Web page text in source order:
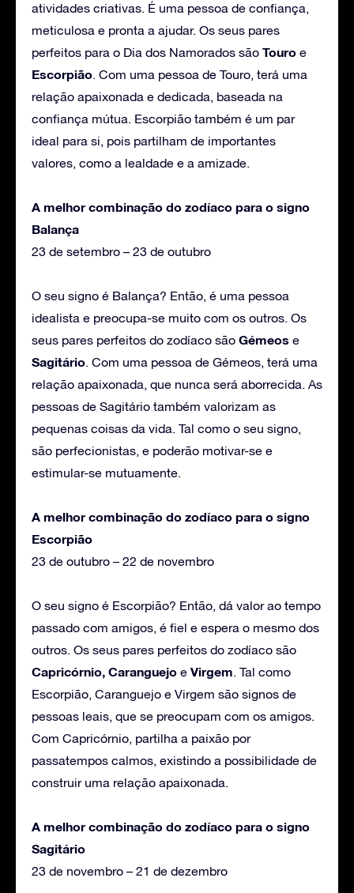
atividades criativas. É uma pessoa de confiança,
meticulosa e pronta a ajudar. Os seus pares
perfeitos para o Dia dos Namorados são Touro e
Escorpião. Com uma pessoa de Touro, terá uma
relação apaixonada e dedicada, baseada na
confiança mútua. Escorpião também é um par
ideal para si, pois partilham de importantes
valores, como a lealdade e a amizade.
A melhor combinação do zodíaco para o signo
Balança
23 de setembro – 23 de outubro
O seu signo é Balança? Então, é uma pessoa
idealista e preocupa-se muito com os outros. Os
seus pares perfeitos do zodíaco são Gémeos e
Sagitário. Com uma pessoa de Gémeos, terá uma
relação apaixonada, que nunca será aborrecida. As
pessoas de Sagitário também valorizam as
pequenas coisas da vida. Tal como o seu signo,
são perfecionistas, e poderão motivar-se e
estimular-se mutuamente.
A melhor combinação do zodíaco para o signo
Escorpião
23 de outubro – 22 de novembro
O seu signo é Escorpião? Então, dá valor ao tempo
passado com amigos, é fiel e espera o mesmo dos
outros. Os seus pares perfeitos do zodíaco são
Capricórnio, Caranguejo e Virgem. Tal como
Escorpião, Caranguejo e Virgem são signos de
pessoas leais, que se preocupam com os amigos.
Com Capricórnio, partilha a paixão por
passatempos calmos, existindo a possibilidade de
construir uma relação apaixonada.
A melhor combinação do zodíaco para o signo
Sagitário
23 de novembro – 21 de dezembro